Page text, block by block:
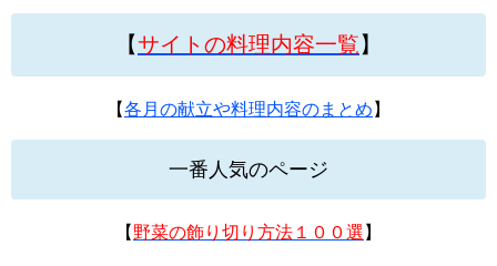
【サイトの料理内容一覧】
【各月の献立や料理内容のまとめ 】
一番人気のページ
【 野菜の飾り切り方法１００選 】